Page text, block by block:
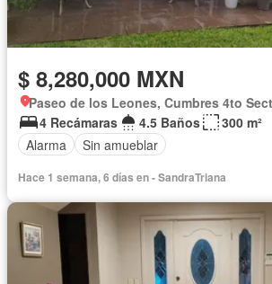
$ 8,280,000 MXN
Paseo de los Leones, Cumbres 4to
4 Recámaras
4.5 Baños
300 m²
Alarma
Sin amueblar
Hace 1 semana, 6 días en - SandraTriana